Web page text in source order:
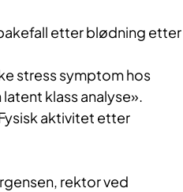
etter blødning etter
stress symptom hos
klass analyse».
aktivitet etter
rektor ved